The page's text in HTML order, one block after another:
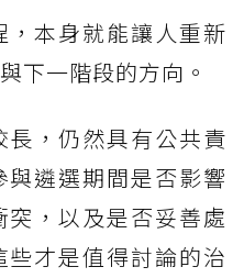
本身就能讓人重新
下一階段的方向。
，仍然具有公共責
遴選期間是否影響
，以及是否妥善處
才是值得討論的治